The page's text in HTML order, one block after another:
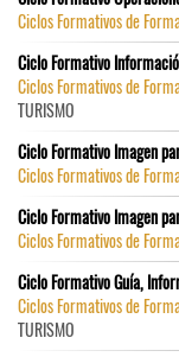
Ciclos Formativos de
Ciclo Formativo
Ciclos Formativos de
TURISMO
Ciclo Formativo Imagen
Ciclos Formativos de
Ciclo Formativo Imagen
Ciclos Formativos de
Ciclo Formativo Guía,
Ciclos Formativos de
TURISMO